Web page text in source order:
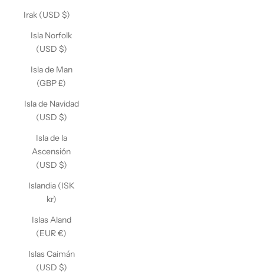
Irak (USD $)
Isla Norfolk
(USD $)
Isla de Man
(GBP £)
Isla de Navidad
(USD $)
Isla de la
Ascensión
(USD $)
Islandia (ISK
kr)
Islas Aland
(EUR €)
Islas Caimán
(USD $)